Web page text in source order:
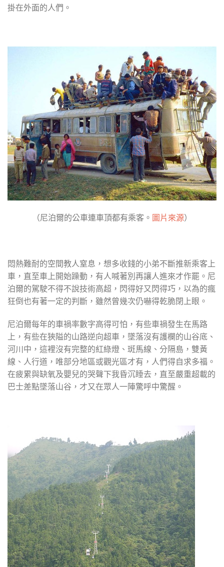
掛在外面的人們。
（尼泊爾的公車連車頂都有乘客。 圖片來源）
悶熱難耐的空間教人窒息，想多收錢的小弟不斷推新乘客上
車，直至車上開始躁動，有人喊著別再讓人進來才作罷。尼
泊爾的駕駛不得不說技術高超，閃得好又閃得巧，以為的瘋
狂倒也有著一定的判斷，雖然曾幾次仍嚇得乾脆閉上眼。
尼泊爾每年的車禍率數字高得可怕，有些車禍發生在馬路
上，有些在狹隘的山路逆向超車，墜落沒有護欄的山谷底、
河川中，這裡沒有完整的紅綠燈、斑馬線、分隔島，雙黃
線、人行道，唯部分地區或觀光區才有，人們得自求多福。
在疲累與缺氧及嬰兒的哭聲下我昏沉睡去，直至嚴重超載的
巴士差點墜落山谷，才又在眾人一陣驚呼中驚醒。